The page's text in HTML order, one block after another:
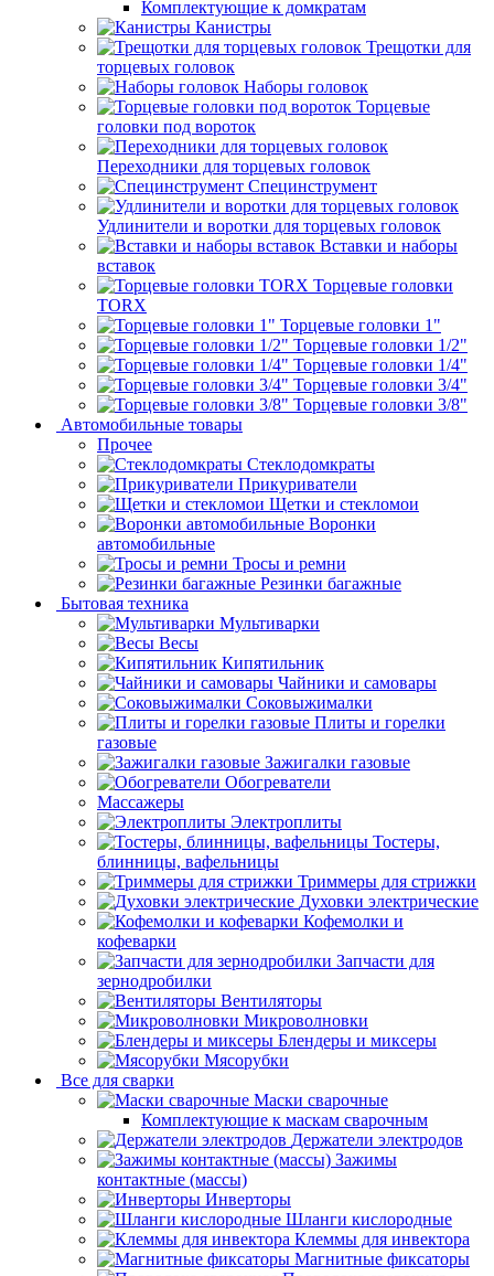
Комплектующие к домкратам
Канистры
Трещотки для
торцевых головок
Наборы головок
Торцевые
головки под вороток
Переходники для торцевых головок
Специнструмент
Удлинители и воротки для торцевых головок
Вставки и наборы
вставок
Торцевые головки
TORX
Торцевые головки 1"
Торцевые головки 1/2"
Торцевые головки 1/4"
Торцевые головки 3/4"
Торцевые головки 3/8"
Автомобильные товары
Прочее
Стеклодомкраты
Прикуриватели
Щетки и стекломои
Воронки
автомобильные
Тросы и ремни
Резинки багажные
Бытовая техника
Мультиварки
Весы
Кипятильник
Чайники и самовары
Соковыжималки
Плиты и горелки
газовые
Зажигалки газовые
Обогреватели
Массажеры
Электроплиты
Тостеры,
блинницы, вафельницы
Триммеры для стрижки
Духовки электрические
Кофемолки и
кофеварки
Запчасти для
зернодробилки
Вентиляторы
Микроволновки
Блендеры и миксеры
Мясорубки
Все для сварки
Маски сварочные
Комплектующие к маскам сварочным
Держатели электродов
Зажимы
контактные (массы)
Инверторы
Шланги кислородные
Клеммы для инвектора
Магнитные фиксаторы